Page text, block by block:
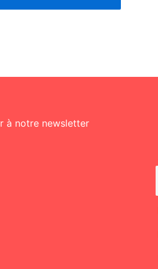
à notre newsletter